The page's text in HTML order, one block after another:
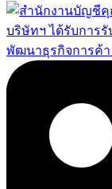
บริษัทฯ ได้รับการ
พัฒนาธุรกิจการค้